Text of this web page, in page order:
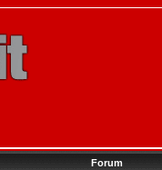
Forum